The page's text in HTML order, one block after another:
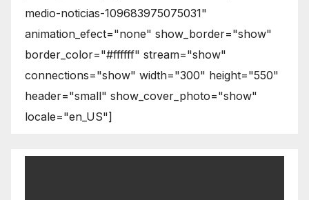
medio-noticias-109683975075031"
animation_efect="none" show_border="show"
border_color="#ffffff" stream="show"
connections="show" width="300" height="550"
header="small" show_cover_photo="show"
locale="en_US"]